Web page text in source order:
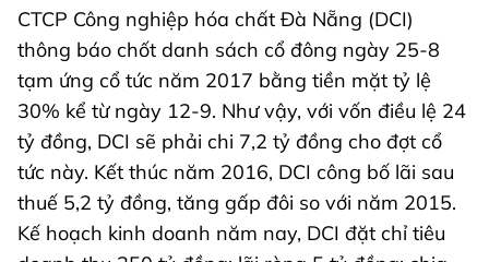
CTCP Công nghiệp hóa chất Đà Nẵng (DCI)
thông báo chốt danh sách cổ đông ngày 25-8
tạm ứng cổ tức năm 2017 bằng tiền mặt tỷ lệ
30% kể từ ngày 12-9. Như vậy, với vốn điều lệ 24
tỷ đồng, DCI sẽ phải chi 7,2 tỷ đồng cho đợt cổ
tức này. Kết thúc năm 2016, DCI công bố lãi sau
thuế 5,2 tỷ đồng, tăng gấp đôi so với năm 2015.
Kế hoạch kinh doanh năm nay, DCI đặt chỉ tiêu